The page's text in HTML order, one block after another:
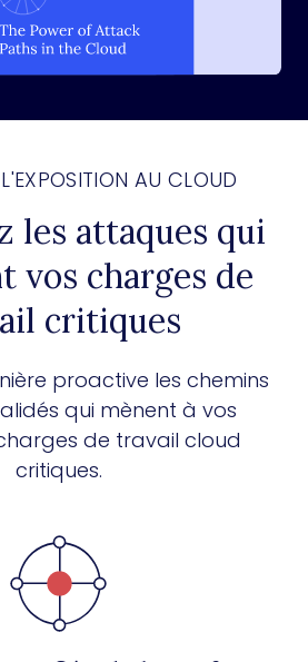
AU CLOUD
les attaques qui
vos charges de
critiques
proactive les chemins
qui mènent à vos
de travail cloud
critiques.